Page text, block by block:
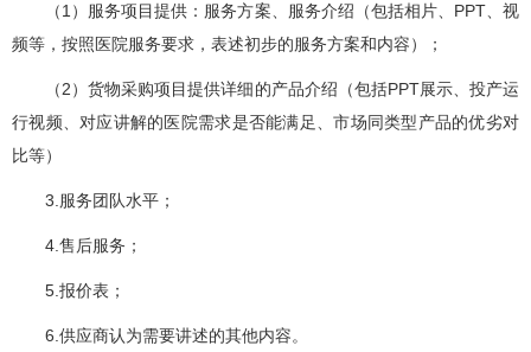
（1）服务项目提供：服务方案、服务介绍（包括相片、PPT、视
频等，按照医院服务要求，表述初步的服务方案和内容）；
（2）货物采购项目提供详细的产品介绍（包括PPT展示、投产运
行视频、对应讲解的医院需求是否能满足、市场同类型产品的优劣对
比等）
3.服务团队水平；
4.售后服务；
5.报价表；
6.供应商认为需要讲述的其他内容。